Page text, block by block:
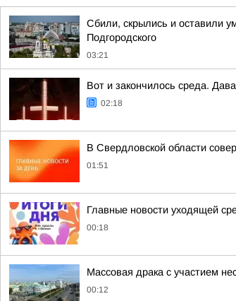
Сбили, скрылись и оставили
Подгородского
03:21
Вот и закончилось среда.
02:18
В Свердловской области
01:51
Главные новости уходящей
00:18
Массовая драка с участием
00:12